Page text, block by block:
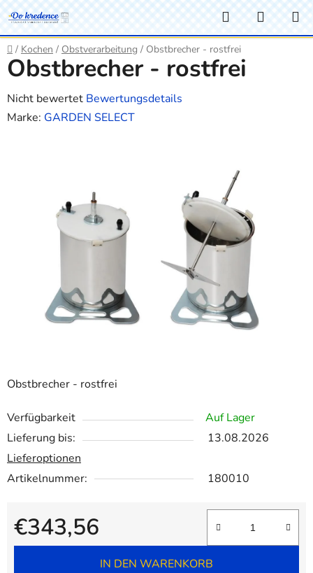
Zum
Inhalt
springen
Suchen
Startseite
/ Kochen / Obstverarbeitung / Obstbrecher - rostfrei
Obstbrecher - rostfrei
Verfügbarkeit
Auf Lager
Lieferung bis:
13.08.2026
Lieferoptionen
Artikelnummer:
180010
€343,56
Verkaufspreis:
IN DEN WARENKORB
Obstbrecher - rostfrei
Die
durchschnittliche
Nicht bewertet Bewertungsdetails
Marke: GARDEN SELECT